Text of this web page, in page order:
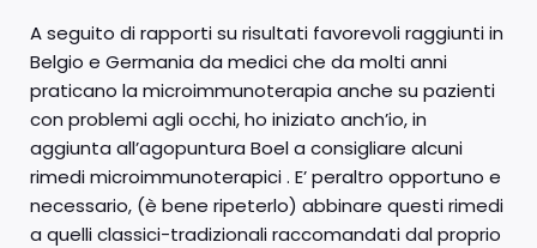
A seguito di rapporti su risultati favorevoli raggiunti in
Belgio e Germania da medici che da molti anni
praticano la microimmunoterapia anche su pazienti
con problemi agli occhi, ho iniziato anch’io, in
aggiunta all’agopuntura Boel a consigliare alcuni
rimedi microimmunoterapici . E’ peraltro opportuno e
necessario, (è bene ripeterlo) abbinare questi rimedi
a quelli classici-tradizionali raccomandati dal proprio